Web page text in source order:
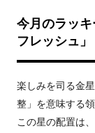
今月のラッ
フレッシュ」
楽しみを司る金
整」を意味する
この星の配置は